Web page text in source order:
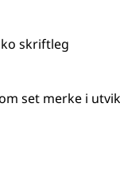
skriftleg
set merke i